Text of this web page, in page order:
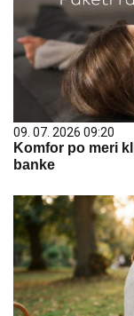
09. 07. 2026 09:20
Komfor po meri
banke